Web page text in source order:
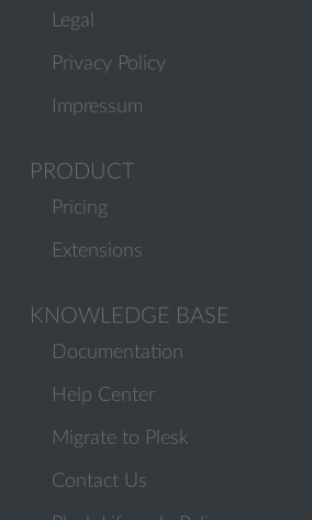
Legal
Privacy Policy
Impressum
PRODUCT
Pricing
Extensions
KNOWLEDGE BASE
Documentation
Help Center
Migrate to Plesk
Contact Us